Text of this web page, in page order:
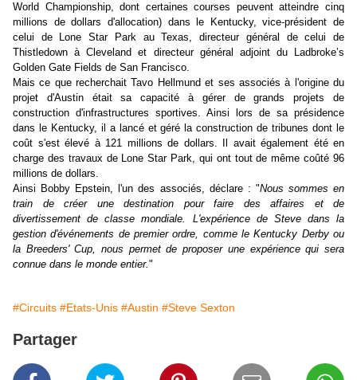
World Championship, dont certaines courses peuvent atteindre cinq
millions de dollars d'allocation) dans le Kentucky, vice-président de
celui de Lone Star Park au Texas, directeur général de celui de
Thistledown à Cleveland et directeur général adjoint du Ladbroke’s
Golden Gate Fields de San Francisco.
Mais ce que recherchait Tavo Hellmund et ses associés à l'origine du
projet d'Austin était sa capacité à gérer de grands projets de
construction d'infrastructures sportives. Ainsi lors de sa présidence
dans le Kentucky, il a lancé et géré la construction de tribunes dont le
coût s'est élevé à 121 millions de dollars. Il avait également été en
charge des travaux de Lone Star Park, qui ont tout de même coûté 96
millions de dollars.
Ainsi Bobby Epstein, l'un des associés, déclare : "Nous sommes en
train de créer une destination pour faire des affaires et de
divertissement de classe mondiale. L'expérience de Steve dans la
gestion d'événements de premier ordre, comme le Kentucky Derby ou
la Breeders' Cup, nous permet de proposer une expérience qui sera
connue dans le monde entier."
#Circuits #Etats-Unis #Austin #Steve Sexton
Partager